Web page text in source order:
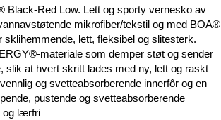
Black-Red Low. Lett og sporty vernesko av
mikrofiber/tekstil og med BOA®
sklihemmende, lett, fleksibel og slitesterk.
materiale som demper støt og sender
slik at hvert skritt lades med ny, lett og raskt
og svetteabsorberende innerfôr og en
pustende og svetteabsorberende
og lærfri